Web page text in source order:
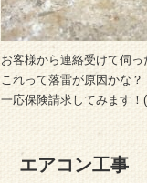
お客様から連絡受けて伺
これって落雷が原因かな？
一応保険請求してみます！
エアコン工事